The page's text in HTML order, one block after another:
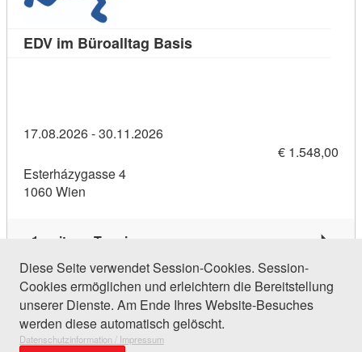
EDV im Büroalltag BasisKursdetail: EDV im
17.08.2026 - 30.11.2026
€ 1.548,00
Esterházygasse 4
1060 Wien
1 weiterer Termin
311 Einträge gefunden (1 von 15)
Diese Seite verwendet Session-Cookies. Session-
Cookies ermöglichen und erleichtern die Bereitstellung
unserer Dienste. Am Ende Ihres Website-Besuches
werden diese automatisch gelöscht.
Datenschutzinformation / Impressum